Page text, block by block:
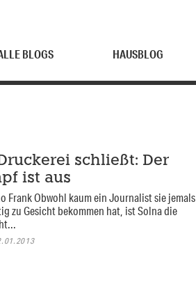
BLOGS HAUSBLOG
schließt: Der
ist aus
Frank Obwohl kaum ein Journalist sie jemals
zu Gesicht bekommen hat, ist Solna die